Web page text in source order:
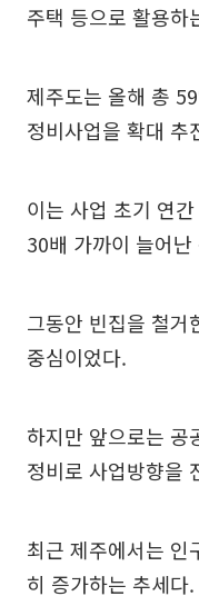
주택 등으로 활용하
제주도는 올해 총
정비사업을 확대 추
이는 사업 초기 연
30배 가까이 늘어난
그동안 빈집을 철거
중심이었다.
하지만 앞으로는 공
정비로 사업방향을
최근 제주에서는 인
히 증가하는 추세다.